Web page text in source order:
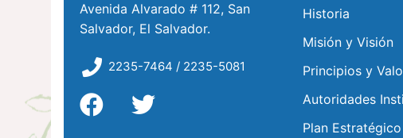
Avenida Alvarado # 112, San
Salvador, El Salvador.
2235-7464 / 2235-5081
Historia
Misión y Visión
Principios y
Autoridades
Plan Estratégico